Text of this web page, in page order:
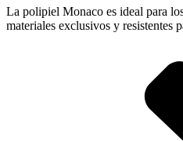
La polipiel Monaco es ideal para
materiales exclusivos y resistentes